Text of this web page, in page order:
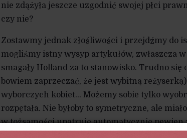
nie zdążyła jeszcze uzgodnić swojej płci
czy nie?
Zostawmy jednak złośliwości i przejdźmy do
mogliśmy istny wysyp artykułów, zwłaszcza
smagały Holland za to stanowisko. Trudno
bowiem zaprzeczać, że jest wybitną
wyborczych kobiet… Możemy sobie tylko
rozpętała. Nie byłoby to symetryczne, ale
w tożsamości upatruje automatycznie pewien